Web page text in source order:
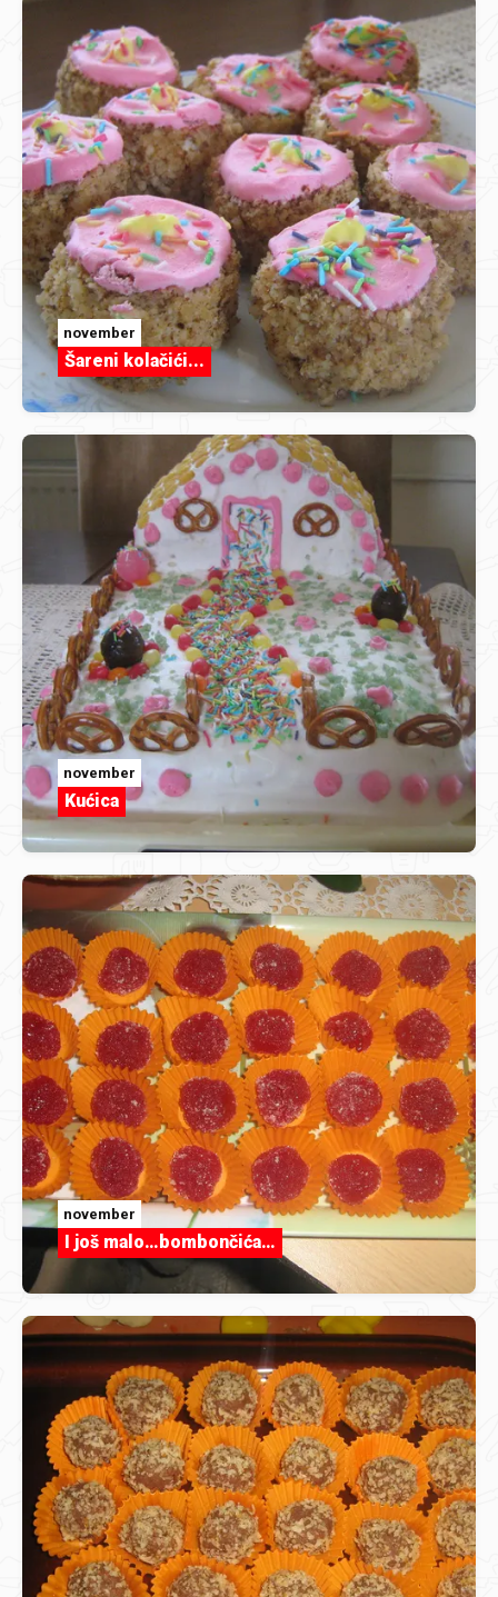
november
Šareni kolačići...
november
Kućica
november
I još malo…bombončića…